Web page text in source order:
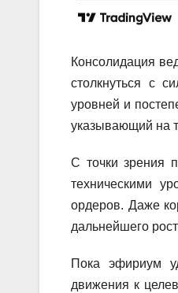
Консолидация
столкнуться с
уровней и
указывающий на
С точки зрения
техническими
ордеров. Даже
дальнейшего
Пока эфириум
движения к